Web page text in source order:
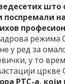
режима
у ред за
у то
РТС-а, који